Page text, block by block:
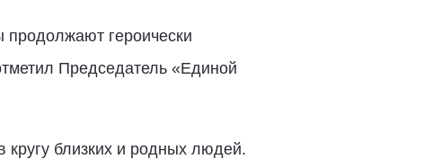
героически
Председатель «Единой
кругу близких и родных людей.